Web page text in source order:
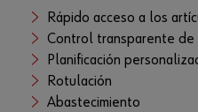
Rápido acceso a los
Control transparente de
Planificación
Rotulación
Abastecimiento